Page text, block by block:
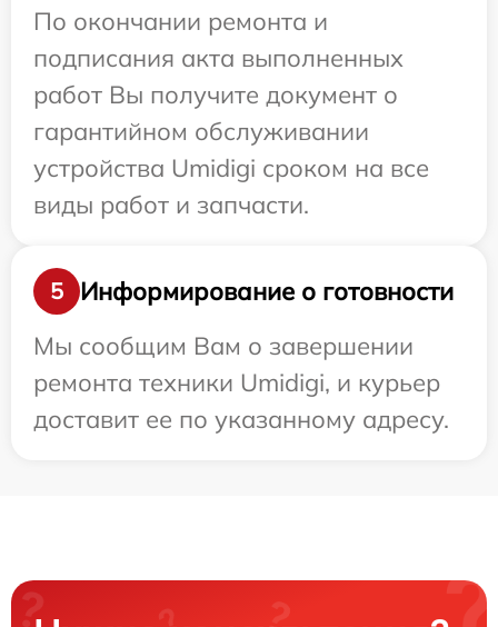
По окончании ремонта и
подписания акта выполненных
работ Вы получите документ о
гарантийном обслуживании
устройства Umidigi сроком на все
виды работ и запчасти.
5
Информирование о готовности
Мы сообщим Вам о завершении
ремонта техники Umidigi, и курьер
доставит ее по указанному адресу.